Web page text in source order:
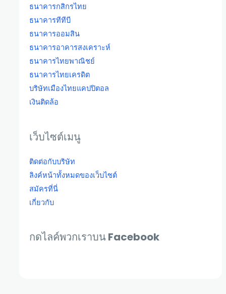
ธนาคารกสิกรไทย
ธนาคารทีทีบี
ธนาคารออมสิน
ธนาคารอาคารสงเคราะห์
ธนาคารไทยพาณิชย์
ธนาคารไทยเครดิต
บริษัทเมืองไทยแคปปิตอล
เงินติดล้อ
เว็บไซต์เมนู
ติดต่อกับบริษัท
ลิงค์หน้าทั้งหมดของเว็บไซต์
สมัครที่นี่
เกี่ยวกับ
กดไลค์พวกเราบน Facebook